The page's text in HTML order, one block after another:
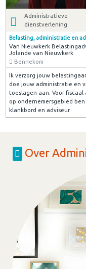
Administratieve
dienstverlening
Belasting, administratie en
Van Nieuwkerk
Jolande van Nieuwkerk
Bennekom
Ik verzorg jouw
doe jouw administratie en
toeslagen aan. Voor fiscaal
op ondernemersgebied
klankbord en adviseur.
Over